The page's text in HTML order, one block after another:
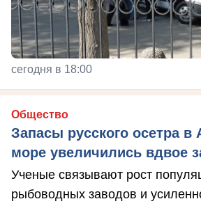
сегодня в 18:00
Общество
Запасы русского осетра в
море увеличились вдвое
Ученые связывают рост
рыбоводных заводов и